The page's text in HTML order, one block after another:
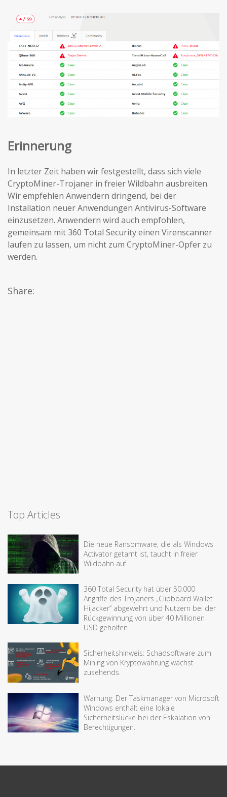
Erinnerung
In letzter Zeit haben wir festgestellt, dass sich viele
CryptoMiner-Trojaner in freier Wildbahn ausbreiten.
Wir empfehlen Anwendern dringend, bei der
Installation neuer Anwendungen Antivirus-Software
einzusetzen. Anwendern wird auch empfohlen,
gemeinsam mit 360 Total Security einen Virenscanner
laufen zu lassen, um nicht zum CryptoMiner-Opfer zu
werden.
Share:
Top Articles
Die neue Ransomware, die als Windows
Activator getarnt ist, taucht in freier
Wildbahn auf
360 Total Security hat über 50.000
Angriffe des Trojaners „Clipboard Wallet
Hijacker“ abgewehrt und Nutzern bei der
Rückgewinnung von über 40 Millionen
USD geholfen
Sicherheitshinweis: Schadsoftware zum
Mining von Kryptowährung wächst
zusehends.
Warnung: Der Taskmanager von Microsoft
Windows enthält eine lokale
Sicherheitslücke bei der Eskalation von
Berechtigungen.